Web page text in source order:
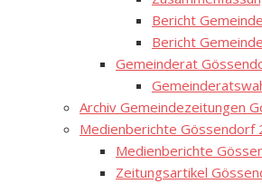
Bericht
Bericht
Gemeinderat
Archiv Gemeindezeitungen
Medienberichte Gössendorf
Medienberichte
Zeitungsartikel